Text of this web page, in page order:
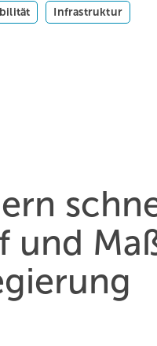
Infrastruktur
und